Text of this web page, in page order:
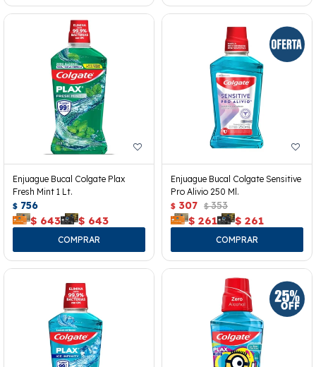
Enjuague Bucal Colgate Plax
Fresh Mint 1 Lt.
$ 756
$ 643 $ 643
Enjuague Bucal Colgate Sensitive
Pro Alivio 250 Ml.
$ 307 $ 353
$ 261 $ 261